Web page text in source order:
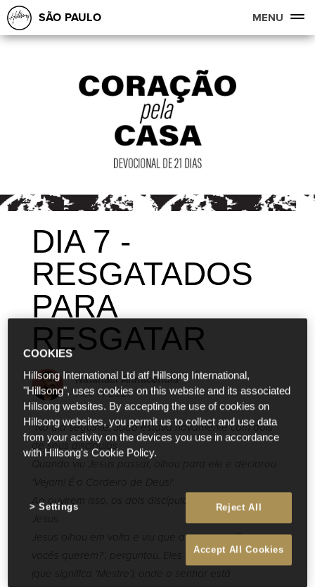
SÃO PAULO MENU
DIA 7 -
RESGATADOS
PARA
RESGATAR
Natanael Annacondia
Nov 14 2021
“No dia seguinte, João estava novamente com dois
de seus discípulos.
Quando viu Jesus passar, olhou para ele e declarou:
‘Vejam! É o Cordeiro de Deus!’.
Ao ouvirem isso, os dois discípulos de João seguiram
Jesus.
Jesus olhou em volta e viu que o seguiam. ‘O que
vocês querem?’, perguntou. Eles responderam: ‘Rabi
(que significa ‘Mestre’), onde o senhor está
COOKIES
Hillsong International Ltd atf Hillsong International,
"Hillsong", uses cookies on this website and its associated
Hillsong websites. By accepting the use of cookies on
Hillsong websites, you permit us to collect and use data
from your activity on the devices you use in accordance
with Hillsong's Cookie Policy.
Reject All
Accept All Cookies
Settings